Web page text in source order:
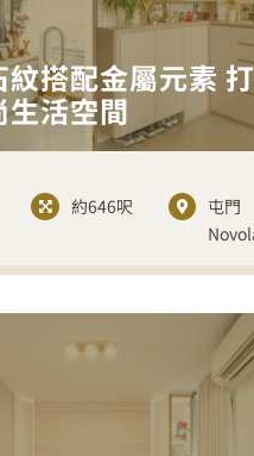
搭配金屬元素
活空間
約646呎
屯門